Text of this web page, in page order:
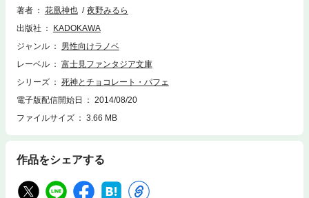
著者 花凰神也
夜野みるら
出版社
KADOKAWA
ジャンル
男性向けラノベ
レーベル
富士見ファンタジア文庫
シリーズ
死神とチョコレート・パフェ
電子版配信開始日
2014/08/20
ファイルサイズ
3.66 MB
作品をシェアする